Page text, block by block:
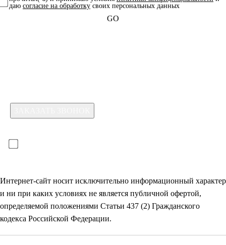
даю согласие на обработку своих персональных данных
GO
Интернет-сайт носит исключительно информационный характер
и ни при каких условиях не является публичной офертой,
определяемой положениями Статьи 437 (2) Гражданского
кодекса Российской Федерации.